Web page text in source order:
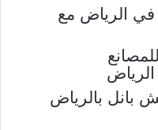
في الرياض مع
بانل بالرياض